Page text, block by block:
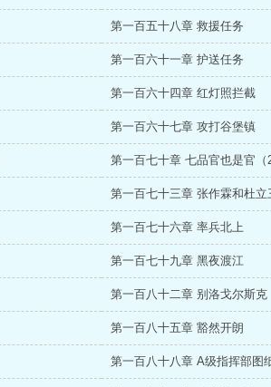
第一百五十八章 救援任务
第一百六十一章 护送任务
第一百六十四章 红灯照拦截
第一百六十七章 攻打谷堡镇
第一百七十章 七品官也是官（
第一百七十三章 张作霖和杜立
第一百七十六章 率兵北上
第一百七十九章 黑夜渡江
第一百八十二章 别洛戈尔斯克
第一百八十五章 豁然开朗
第一百八十八章 A级指挥部图